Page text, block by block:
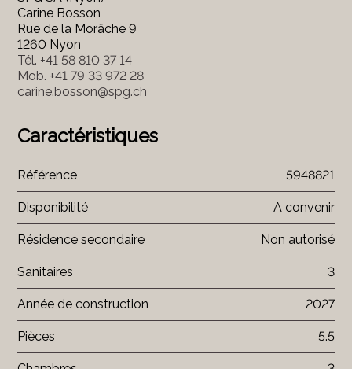
Carine Bosson
Rue de la Morâche 9
1260 Nyon
Tél. +41 58 810 37 14
Mob. +41 79 33 972 28
carine.bosson@spg.ch
Caractéristiques
Référence 5948821
Disponibilité A convenir
Résidence secondaire Non autorisé
Sanitaires 3
Année de construction 2027
Pièces 5.5